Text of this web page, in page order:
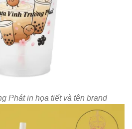
Phát in họa tiết và tên brand